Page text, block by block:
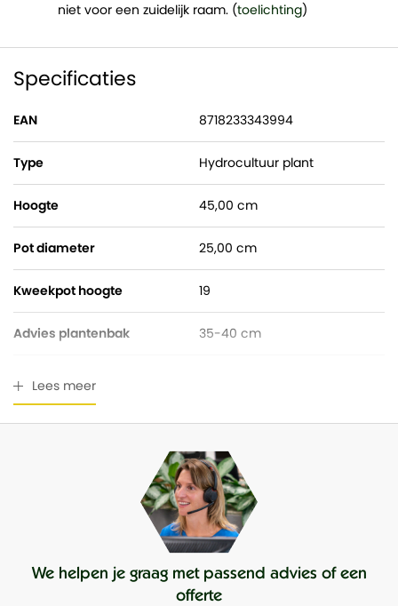
niet voor een zuidelijk raam. (toelichting)
Specificaties
EAN 8718233343994
Type Hydrocultuur plant
Hoogte 45,00 cm
Pot diameter 25,00 cm
Kweekpot hoogte 19
Advies plantenbak 35-40 cm
Breedte 40
Lees meer
We helpen je graag met passend advies of een
offerte